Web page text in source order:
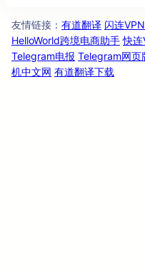
友情链接 ： 有道翻译 闪连VPN
HelloWorld跨境电商助手 快连
Telegram电报 Telegram网页
机中文网 有道翻译下载